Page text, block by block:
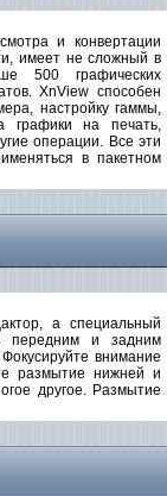
и конвертации
имеет не сложный в
500 графических
XnView способен
настройку гаммы,
графики на печать,
операции. Все эти
в пакетном
а специальный
передним и задним
внимание
размытие нижней и
другое. Размытие